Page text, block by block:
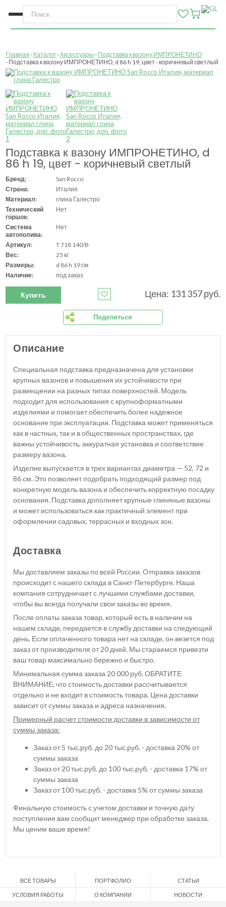
Главная Каталог Аксессуары
Подставка к вазону ИМПРОНЕТИНО
Подставка к вазону ИМПРОНЕТИНО, d 86 h 19, цвет - коричневый светлый
Подставка к вазону ИМПРОНЕТИНО, d
86 h 19, цвет - коричневый светлый
Бренд:
San Rocco
Страна:
Италия
Материал:
глина Галестро
Технический
горшок:
Нет
Система
автополива:
Нет
Артикул:
T 718 140/B
Вес:
25 кг
Размеры:
d 86 h 19 см
Наличие:
под заказ
Купить Цена: 131 357 руб.
Поделиться
Описание
Специальная подставка предназначена для установки
крупных вазонов и повышения их устойчивости при
размещении на разных типах поверхностей. Модель
подходит для использования с крупноформатными
изделиями и помогает обеспечить более надежное
основание при эксплуатации. Подставка может применяться
как в частных, так и в общественных пространствах, где
важны устойчивость, аккуратная установка и соответствие
размеру вазона.
Изделие выпускается в трех вариантах диаметра — 52, 72 и
86 см. Это позволяет подобрать подходящий размер под
конкретную модель вазона и обеспечить корректную посадку
основания. Подставка дополняет крупные глиняные вазоны
и может использоваться как практичный элемент при
оформлении садовых, террасных и входных зон.
Доставка
Мы доставляем заказы по всей России. Отправка заказов
происходит с нашего склада в Санкт-Петербурге. Наша
компания сотрудничает с лучшими службами доставки,
чтобы вы всегда получали свои заказы во время.
После оплаты заказа товар, который есть в наличии на
нашем складе, передается в службу доставки на следующий
день. Если оплаченного товара нет на складе, он везется под
заказ от производителя от 20 дней. Мы стараемся привезти
ваш товар максимально бережно и быстро.
Минимальная сумма заказа 20 000 руб. ОБРАТИТЕ
ВНИМАНИЕ, что стоимость доставки рассчитывается
отдельно и не входит в стоимость товара. Цена доставки
зависит от суммы заказа и адреса назначения.
Примерный расчет стоимости доставки в зависимости от
суммы заказа:
Заказ от 5 тыс.руб. до 20 тыс.руб. - доставка 20% от
суммы заказа
Заказ от 20 тыс.руб. до 100 тыс.руб. - доставка 17% от
суммы заказа
Заказ от 100 тыс.руб. - доставка 5% от суммы заказа
Финальную стоимость с учетом доставки и точную дату
поступления вам сообщит менеджер при обработке заказа.
Мы ценим ваше время!
ВСЕ ТОВАРЫ ПОРТФОЛИО СТАТЬИ
УСЛОВИЯ РАБОТЫ О КОМПАНИИ НОВОСТИ